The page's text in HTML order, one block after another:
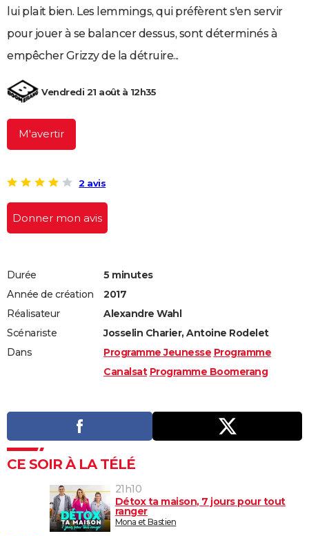
Destinations
City break
Voyage nature
Voyage de noces
Forum
Climat
+
PHOTO
CARTE DE VOEUX
Carte Bonne année
Carte Saint-Valentin
Carte Pâques
Carte d'anniversaire
DICTIONNAIRE
Dictionnaire
Biographies
Citations
Expressions
Proverbes
COPAINS D'AVANT
AVIS DE DÉCÈS
lui plait bien. Les lemmings, qui préfèrent s'en servir
pour jouer à se balancer dessus, sont déterminés à
empêcher Grizzy de la détruire...
Vendredi 21 août à 12h35
M'avertir
2 avis
Donner mon avis
Durée
5 minutes
Année de création
2017
Réalisateur
Alexandre Wahl
Scénariste
Josselin Charier, Antoine Rodelet
Dans
Programme Jeunesse Programme
Canalsat Programme Boomerang
CE SOIR À LA TÉLÉ
21h10
Détox ta maison, 7 jours pour tout
ranger
Mona et Bastien